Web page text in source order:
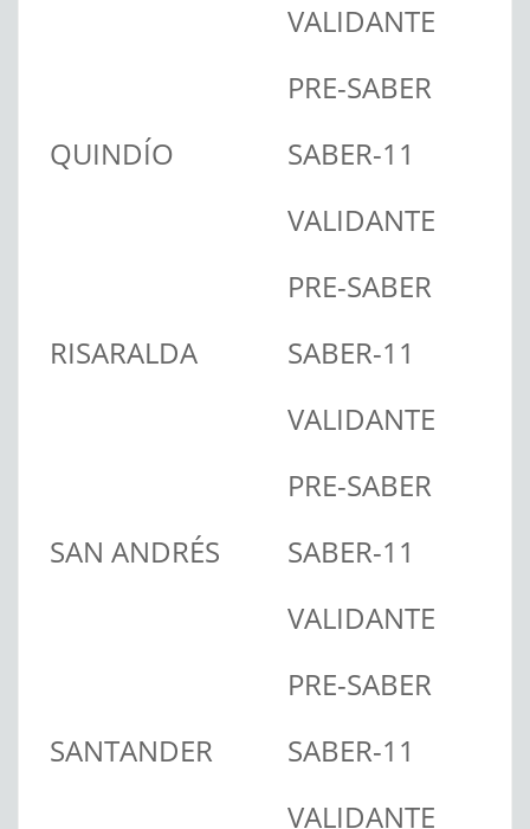
VALIDANTE
QUINDÍO
PRE-SABER
SABER-11
VALIDANTE
RISARALDA
PRE-SABER
SABER-11
VALIDANTE
SAN ANDRÉS
PRE-SABER
SABER-11
VALIDANTE
SANTANDER
PRE-SABER
SABER-11
VALIDANTE